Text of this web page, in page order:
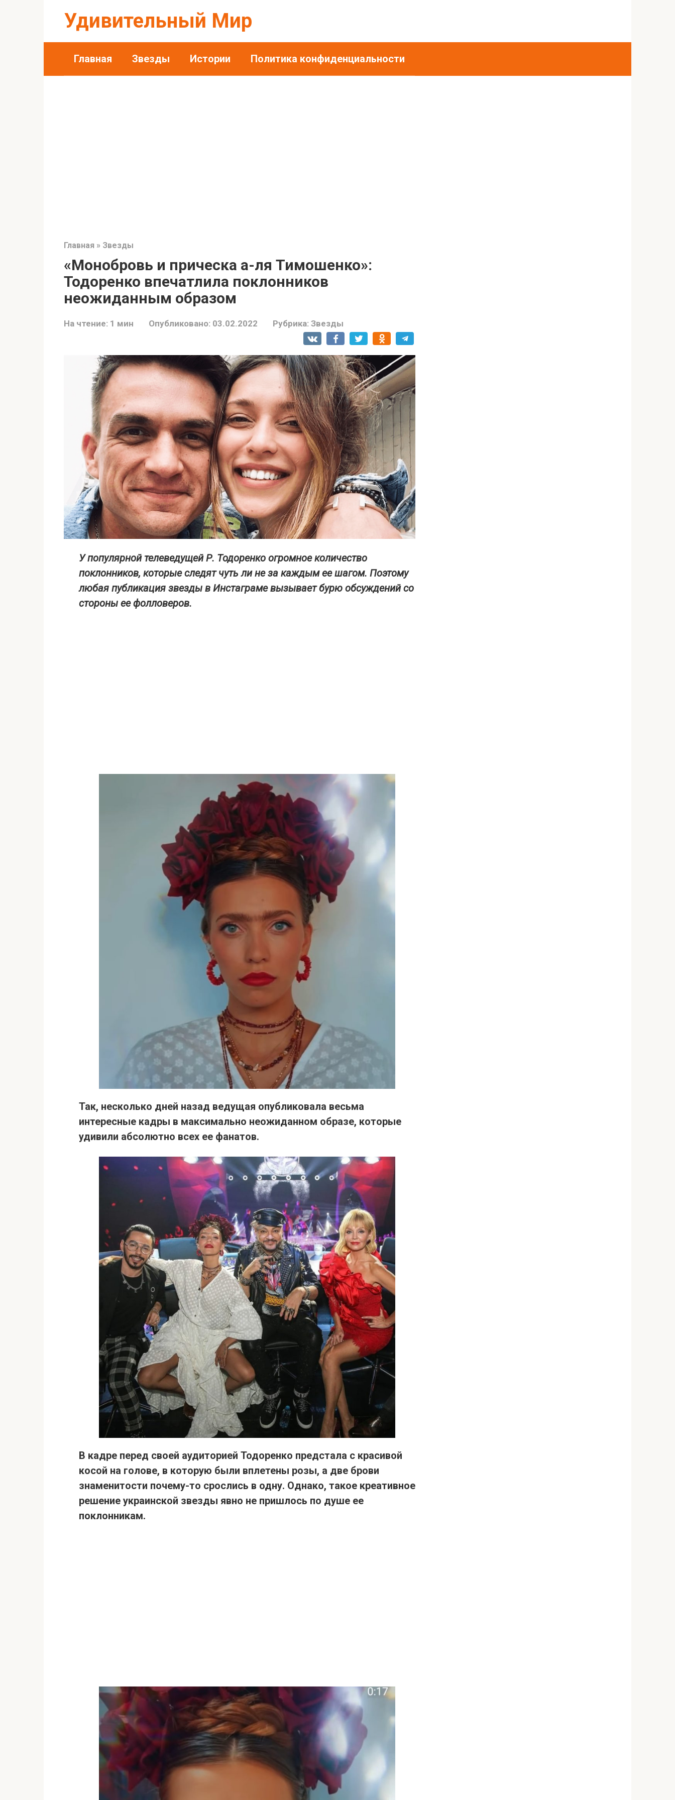
Удивительный Мир
Главная Звезды Истории Политика конфиденциальности
Главная » Звезды
«Монобровь и прическа а-ля Тимошенко»:
Тодоренко впечатлила поклонников
неожиданным образом
На чтение: 1 мин Опубликовано: 03.02.2022 Рубрика: Звезды
У популярной телеведущей Р. Тодоренко огромное количество
поклонников, которые следят чуть ли не за каждым ее шагом. Поэтому
любая публикация звезды в Инстаграме вызывает бурю обсуждений со
стороны ее фолловеров.
Так, несколько дней назад ведущая опубликовала весьма
интересные кадры в максимально неожиданном образе, которые
удивили абсолютно всех ее фанатов.
В кадре перед своей аудиторией Тодоренко предстала с красивой
косой на голове, в которую были вплетены розы, а две брови
знаменитости почему-то срослись в одну. Однако, такое креативное
решение украинской звезды явно не пришлось по душе ее
поклонникам.